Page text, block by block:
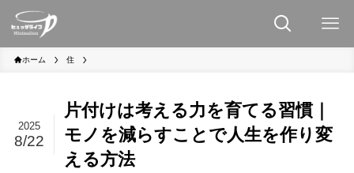
ホーム 住
片付けは考える力を育てる習慣｜
モノを減らすことで人生を作り変
える方法
2025
8/22